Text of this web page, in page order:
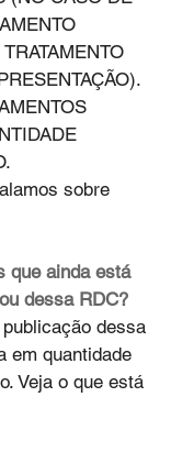
sobre
que ainda está
dessa RDC?
dessa
em quantidade
Veja o que está